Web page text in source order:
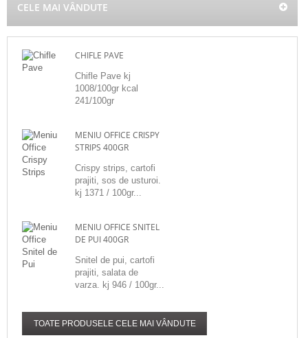
CELE MAI VÂNDUTE
CHIFLE PAVE
Chifle Pave kj
1008/100gr kcal
241/100gr
MENIU OFFICE CRISPY
STRIPS 400GR
Crispy strips, cartofi
prajiti, sos de usturoi.
kj 1371 / 100gr...
MENIU OFFICE SNITEL
DE PUI 400GR
Snitel de pui, cartofi
prajiti, salata de
varza. kj 946 / 100gr...
TOATE PRODUSELE CELE MAI VÂNDUTE